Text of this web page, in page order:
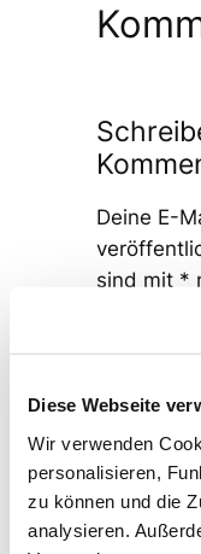
Diese Webseite
Wir verwenden
personalisieren,
zu können und die
analysieren.
Deine E-
sind mit *
Name*